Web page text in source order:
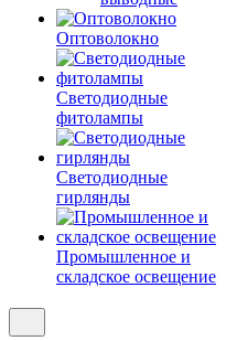
Оптоволокно
Светодиодные
фитолампы
Светодиодные
гирлянды
Промышленное и
складское освещение